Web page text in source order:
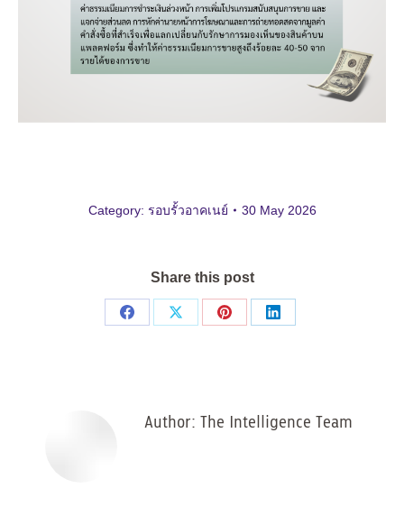
Category: รอบรั้วอาคเนย์ 30 May 2026
Share this post
Share
Share
Share
Share
Author: The Intelligence Team